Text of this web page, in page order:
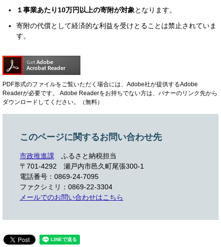
１事業あたり10万円以上の寄附が対象となります。
寄附の代償として経済的な利益を受けとることは禁止されていま
す。
PDF形式のファイルをご覧いただく場合には、Adobe社が提供するAdobe
Readerが必要です。
Adobe Readerをお持ちでない方は、バナーのリンク先から
ダウンロードしてください。（無料）
このページに関するお問い合わせ先
市政推進課
ふるさと納税担当
〒701-4292
瀬戸内市邑久町尾張300-1
電話番号：0869-24-7095
ファクシミリ：0869-22-3304
メールでのお問い合わせはこちら